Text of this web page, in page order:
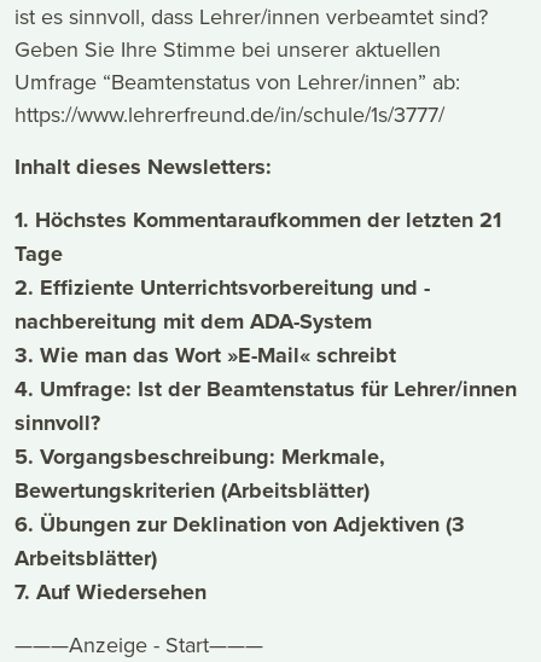
ist es sinnvoll, dass Lehrer/innen verbeamtet sind?
Geben Sie Ihre Stimme bei unserer aktuellen
Umfrage “Beamtenstatus von Lehrer/innen” ab:
https://www.lehrerfreund.de/in/schule/1s/3777/
Inhalt dieses Newsletters:
1. Höchstes Kommentaraufkommen der letzten 21
Tage
2. Effiziente Unterrichtsvorbereitung und -
nachbereitung mit dem ADA-System
3. Wie man das Wort »E-Mail« schreibt
4. Umfrage: Ist der Beamtenstatus für Lehrer/innen
sinnvoll?
5. Vorgangsbeschreibung: Merkmale,
Bewertungskriterien (Arbeitsblätter)
6. Übungen zur Deklination von Adjektiven (3
Arbeitsblätter)
7. Auf Wiedersehen
———Anzeige - Start———